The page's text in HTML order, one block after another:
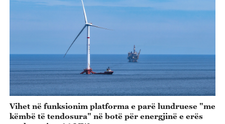
Vihet në funksionim platforma e parë lundruese "me
këmbë të tendosura" në botë për energjinë e erës